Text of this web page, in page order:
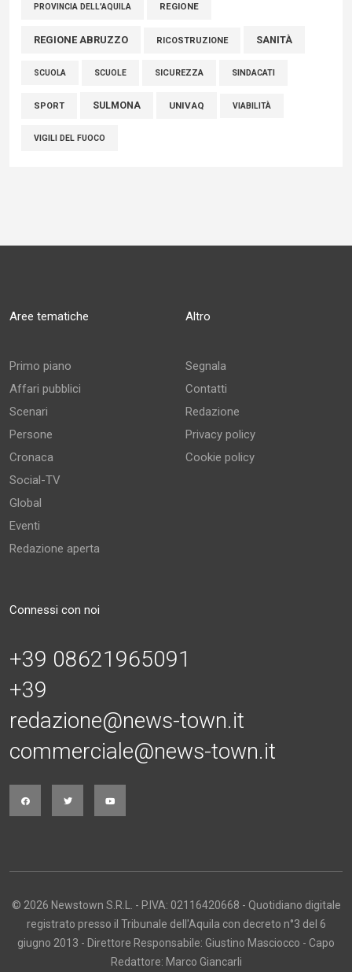
PROVINCIA DELL'AQUILA REGIONE
REGIONE ABRUZZO RICOSTRUZIONE SANITÀ
SCUOLA SCUOLE SICUREZZA SINDACATI
SPORT SULMONA UNIVAQ VIABILITÀ
VIGILI DEL FUOCO
Aree tematiche
Primo piano
Affari pubblici
Scenari
Persone
Cronaca
Social-TV
Global
Eventi
Redazione aperta
Altro
Segnala
Contatti
Redazione
Privacy policy
Cookie policy
Connessi con noi
+39 08621965091
+39
redazione@news-town.it
commerciale@news-town.it
© 2026 Newstown S.R.L. - P.IVA: 02116420668 - Quotidiano digitale
registrato presso il Tribunale dell'Aquila con decreto n°3 del 6
giugno 2013 - Direttore Responsabile: Giustino Masciocco - Capo
Redattore: Marco Giancarli